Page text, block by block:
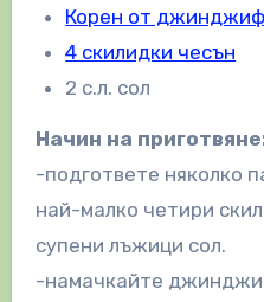
Корен от
4 скилидки чесън
2 с.л. сол
Начин на
-подгответе няколко
най-малко четири
супени лъжици сол.
-намачкайте